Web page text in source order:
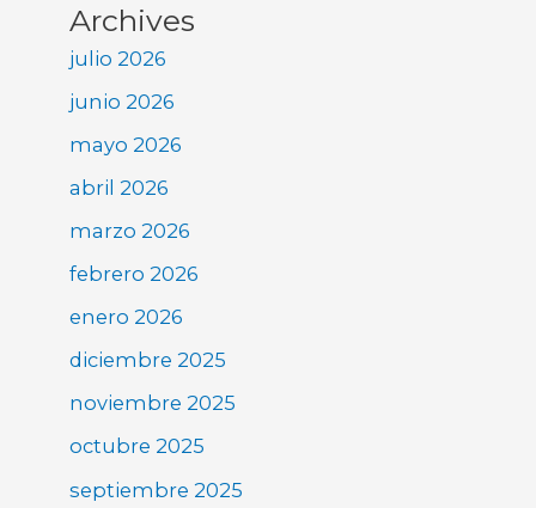
Archives
julio 2026
junio 2026
mayo 2026
abril 2026
marzo 2026
febrero 2026
enero 2026
diciembre 2025
noviembre 2025
octubre 2025
septiembre 2025